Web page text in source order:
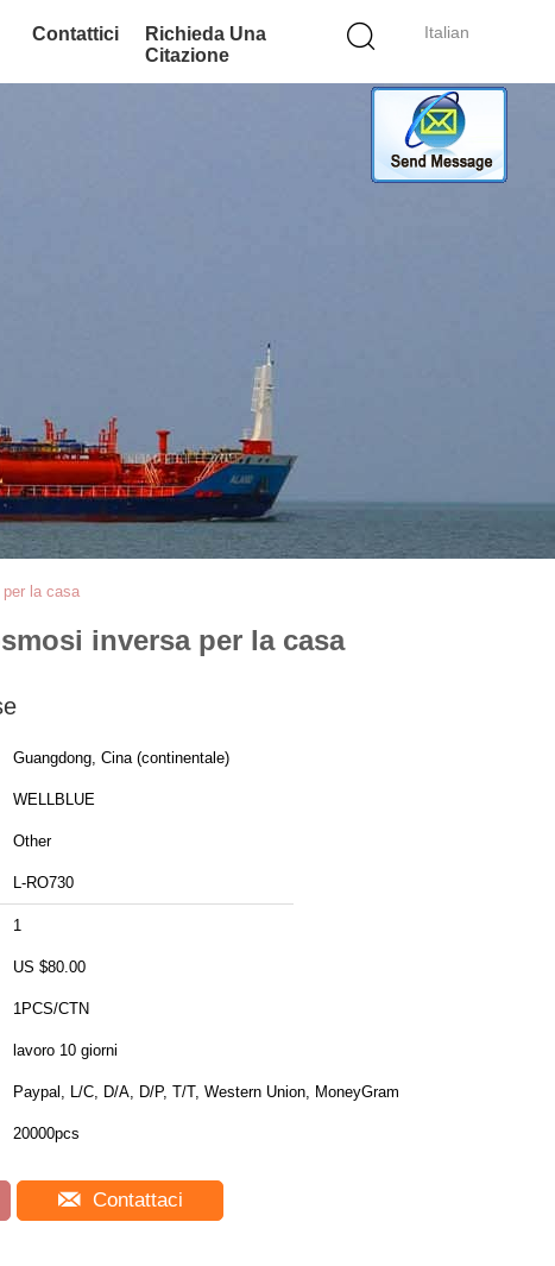
Italian
Contattici
Richieda Una
Citazione
la casa
inversa per la casa
Guangdong, Cina (continentale)
WELLBLUE
Other
L-RO730
1
US $80.00
1PCS/CTN
lavoro 10 giorni
Paypal, L/C, D/A, D/P, T/T, Western Union, MoneyGram
20000pcs
Contattaci